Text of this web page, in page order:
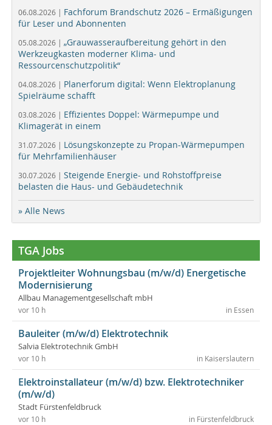
06.08.2026 | Fachforum Brandschutz 2026 – Ermäßigungen
für Leser und Abonnenten
05.08.2026 | „Grauwasseraufbereitung gehört in den
Werkzeugkasten moderner Klima- und
Ressourcenschutzpolitik“
04.08.2026 | Planerforum digital: Wenn Elektroplanung
Spielräume schafft
03.08.2026 | Effizientes Doppel: Wärmepumpe und
Klimagerät in einem
31.07.2026 | Lösungskonzepte zu Propan-Wärmepumpen
für Mehrfamilienhäuser
30.07.2026 | Steigende Energie- und Rohstoffpreise
belasten die Haus- und Gebäudetechnik
» Alle News
TGA Jobs
Projektleiter Wohnungsbau (m/w/d) Energetische
Modernisierung
Allbau Managementgesellschaft mbH
in Essen
vor 10 h
Bauleiter (m/w/d) Elektrotechnik
Salvia Elektrotechnik GmbH
in Kaiserslautern
vor 10 h
Elektroinstallateur (m/w/d) bzw. Elektrotechniker
(m/w/d)
Stadt Fürstenfeldbruck
in Fürstenfeldbruck
vor 10 h